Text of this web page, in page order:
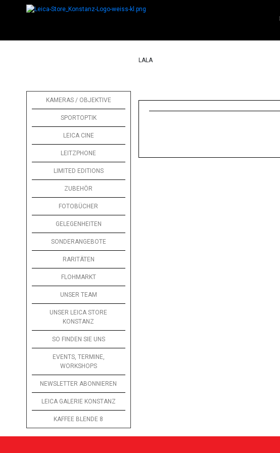
KAMERAS / OBJEKTIVE
SPORTOPTIK
LEICA CINE
LEITZPHONE
LIMITED EDITIONS
ZUBEHÖR
FOTOBÜCHER
GELEGENHEITEN
SONDERANGEBOTE
RARITÄTEN
FLOHMARKT
UNSER TEAM
UNSER LEICA STORE
KONSTANZ
SO FINDEN SIE UNS
EVENTS, TERMINE,
WORKSHOPS
NEWSLETTER ABONNIEREN
LEICA GALERIE KONSTANZ
KAFFEE BLENDE 8
LALA